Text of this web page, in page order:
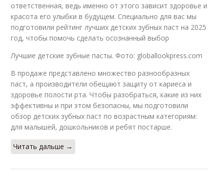
ответственная, ведь именно от этого зависит здоровье и
красота его улыбки в будущем. Специально для вас мы
подготовили рейтинг лучших детских зубных паст на 2025
год, чтобы помочь сделать осознанный выбор
Лучшие детские зубные пасты. Фото: globallookpress.com
В продаже представлено множество разнообразных
паст, а производители обещают защиту от кариеса и
здоровье полости рта. Чтобы разобраться, какие из них
эффективны и при этом безопасны, мы подготовили
обзор детских зубных паст по возрастным категориям:
для малышей, дошкольников и ребят постарше.
Читать дальше →